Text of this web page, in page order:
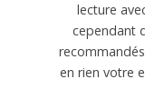
lecture
cependant
en rien votre